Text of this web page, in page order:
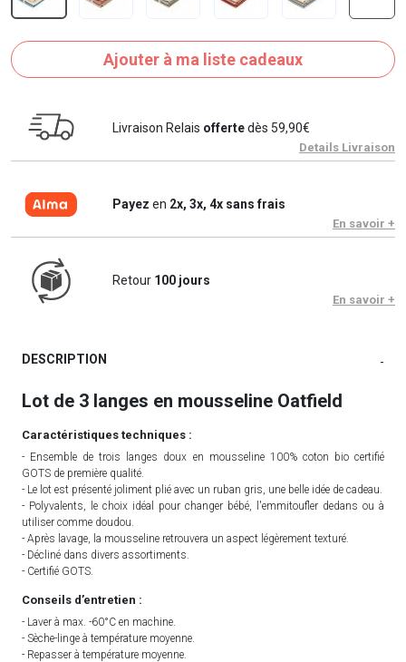
Ajouter à ma liste cadeaux
Livraison Relais offertedès 59,90€
Details Livraison
Payez en 2x, 3x, 4x sans frais
En savoir +
Retour 100 jours
En savoir +
DESCRIPTION -
Lot de 3 langes en mousseline Oatfield
Caractéristiques techniques :
- Ensemble de trois langes doux en mousseline 100% coton bio certifié
GOTS de première qualité.
- Le lot est présenté joliment plié avec un ruban gris, une belle idée de cadeau.
- Polyvalents, le choix idéal pour changer bébé, l'emmitoufler dedans ou à
utiliser comme doudou.
- Après lavage, la mousseline retrouvera un aspect légèrement texturé.
- Décliné dans divers assortiments.
- Certifié GOTS.
Conseils d’entretien :
- Laver à max. -60°C en machine.
- Sèche-linge à température moyenne.
- Repasser à température moyenne.